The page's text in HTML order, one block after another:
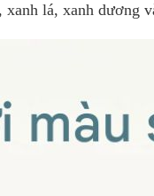
lá, xanh dương